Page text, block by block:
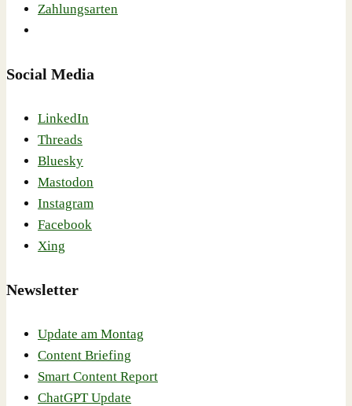
Zahlungsarten
Social Media
LinkedIn
Threads
Bluesky
Mastodon
Instagram
Facebook
Xing
Newsletter
Update am Montag
Content Briefing
Smart Content Report
ChatGPT Update